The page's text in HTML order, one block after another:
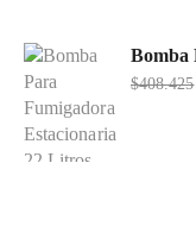
$408.425